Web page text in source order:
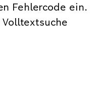
Fehlercode ein.